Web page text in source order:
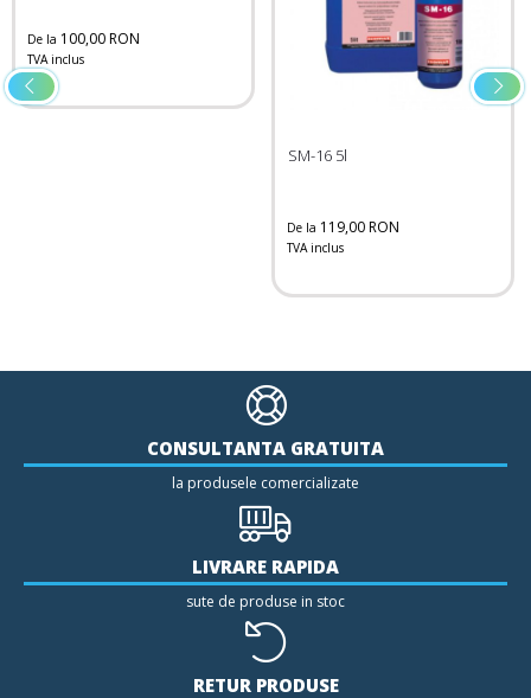
De la 100,00 RON
TVA inclus
SM-16 5l
De la 119,00 RON
TVA inclus
CONSULTANTA GRATUITA
la produsele comercializate
LIVRARE RAPIDA
sute de produse in stoc
RETUR PRODUSE